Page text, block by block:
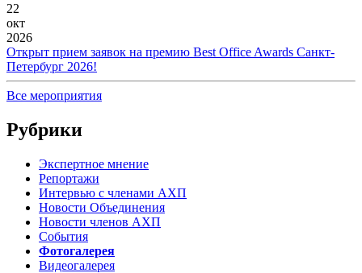
22
окт
2026
Открыт прием заявок на премию Best Office Awards Санкт-
Петербург 2026!
Все мероприятия
Рубрики
Экспертное мнение
Репортажи
Интервью с членами АХП
Новости Объединения
Новости членов АХП
События
Фотогалерея
Видеогалерея